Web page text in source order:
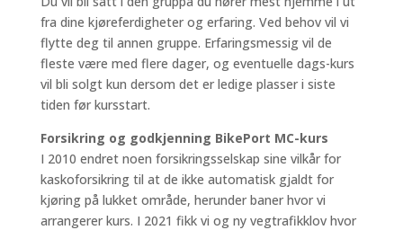
fra dine kjøreferdigheter og erfaring. Ved behov vil vi
flytte deg til annen gruppe. Erfaringsmessig vil de
fleste være med flere dager, og eventuelle dags-kurs
vil bli solgt kun dersom det er ledige plasser i siste
tiden før kursstart.
Forsikring og godkjenning BikePort MC-kurs
I 2010 endret noen forsikringsselskap sine vilkår for
kaskoforsikring til at de ikke automatisk gjaldt for
kjøring på lukket område, herunder baner hvor vi
arrangerer kurs. I 2021 fikk vi og ny vegtrafikklov hvor